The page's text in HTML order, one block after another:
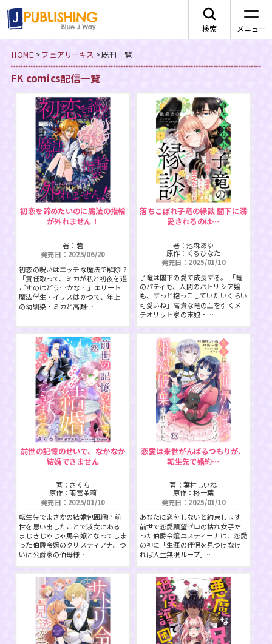
検索 メニュー
JA
レーベルから探す
arca comics
G-Lish
カクテルキス文庫
スフレコミックス
ロイヤルキス＆チュールキス
ピュールコミックス
フェアリーキス
Miacomics
BLUEMOON Novels
G-Lish LiKo
ジャンルから探す
BLコミック
TLコミック
BLノベル
TLノベル
少女コミック
ライトノベル
全作品ジャンル一覧へ
メニュー
作品一覧
会社情報一覧
採用情報
募集情報
PurComics募集情報
書店様向け試し読み・POPダウンロード
ご感想・お問合わせ
HOME >フェアリーキス >既刊一覧
FK comics配信一覧
初恋を諦めたいのに魔法の指輪
が外れません！
著：砦
発売日：2025/06/20
初恋の呪いはエッチな魔法で解除!?
「責任取って、ミカが私と初夜を過
ごすのはどう…かな…」エリート
魔法学生・イリスはかつて、年上
の幼馴染・ミカと高難…
落ちこぼれ子竜の縁談 閣下に溺
愛されるのは…
著：池森あゆ
原作：くるひなた
発売日：2025/01/10
子竜は閣下の愛で成長する。 「竜
のパティも、人間のパトリシア嬢
も、ずっと抱っこしていたいくらい
可愛いね」高貴な竜の血を引くメ
テオリット家の末娘・…
前世の記憶のせいで、なかなか
結婚できません
著：さくら
原作：雨宮茉莉
発売日：2025/01/10
転生先でまさかの結婚包囲網!? 前
世を思い出したことで淑女にある
まじきじゃじゃ馬令嬢となってしま
った伯爵令嬢のクリスティアナ。つ
いに公爵家の伯母様…
恋愛は来世がんばるつもりが、
転生先で婚約…
著：葉村しいね
原作：柊一葉
発売日：2025/01/10
あなたに恋をしないと約束します
前世で恋愛願望ゼロの枯れ女子だ
った伯爵令嬢ユスティーナは、恋愛
の神に「生涯の伴侶を見つけなけ
れば人生無限ループ」…